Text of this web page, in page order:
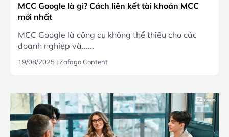
MCC Google là gì? Cách liên kết tài khoản MCC
mới nhất
MCC Google là công cụ không thể thiếu cho các
doanh nghiệp và......
19/08/2025 |Zafago Content